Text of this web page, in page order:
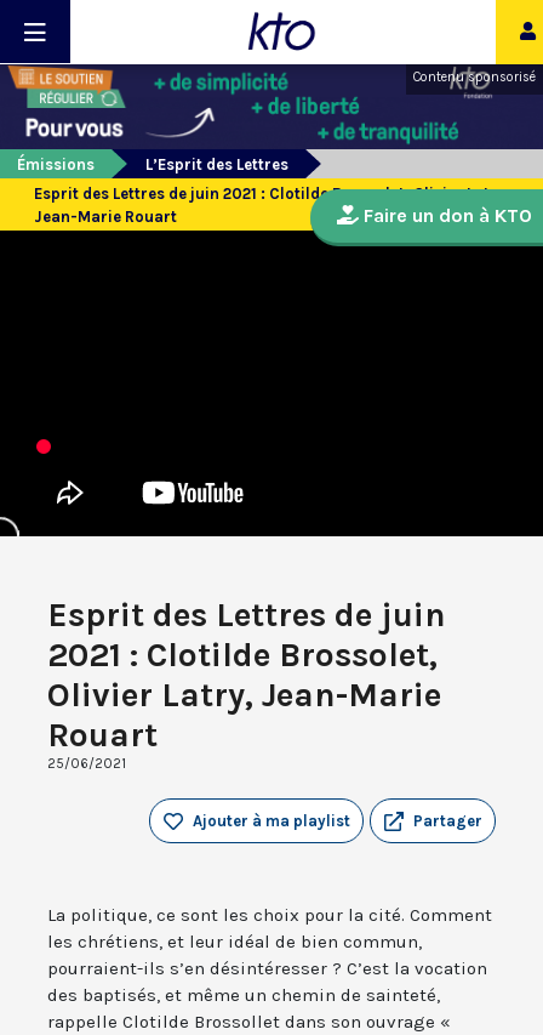
Contenu sponsorisé
Émissions
L’Esprit des Lettres
Esprit des Lettres de juin 2021 : Clotilde Brossolet, Olivier Latry,
Jean-Marie Rouart
Esprit des Lettres de juin
2021 : Clotilde Brossolet,
Olivier Latry, Jean-Marie
Rouart
25/06/2021
Partager
Ajouter à ma playlist
La politique, ce sont les choix pour la cité. Comment
les chrétiens, et leur idéal de bien commun,
pourraient-ils s’en désintéresser ? C’est la vocation
des baptisés, et même un chemin de sainteté,
rappelle Clotilde Brossollet dans son ouvrage «
Faire un don à KTO